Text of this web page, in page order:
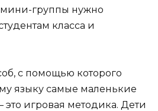
мини-группы нужно
класса и
с помощью которого
языку самые маленькие
это игровая методика. Дети